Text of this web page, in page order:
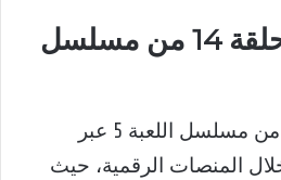
طريقة متابعة الحلقة 14 من مسلسل
يمكن متابعة الحلقة 14 من مسلسل اللعبة 5 عبر
خلال المنصات الرقمية، حيث